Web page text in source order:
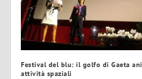
Festival del blu: il golfo di Gaeta
attività spaziali